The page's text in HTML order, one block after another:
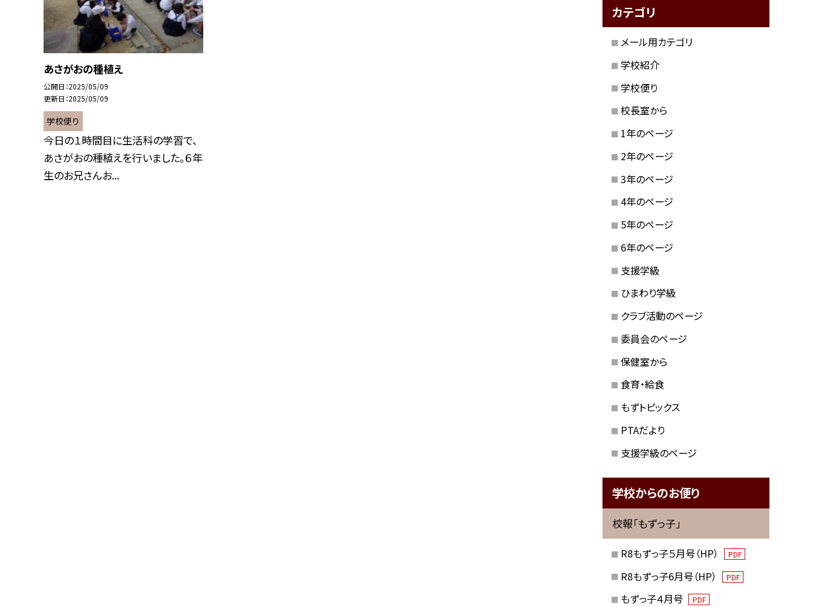
あさがおの種植え
公開日 2025/05/09
更新日 2025/05/09
学校便り
今日の１時間目に生活科の学習で、
あさがおの種植えを行いました。６年
生のお兄さんお...
カテゴリ
メール用カテゴリ
学校紹介
学校便り
校長室から
1年のページ
2年のページ
3年のページ
4年のページ
5年のページ
6年のページ
支援学級
ひまわり学級
クラブ活動のページ
委員会のページ
保健室から
食育・給食
もずトピックス
PTAだより
支援学級のページ
学校からのお便り
校報「もずっ子」
R8もずっ子５月号（HP） PDF
R8もずっ子6月号（HP） PDF
もずっ子４月号 PDF